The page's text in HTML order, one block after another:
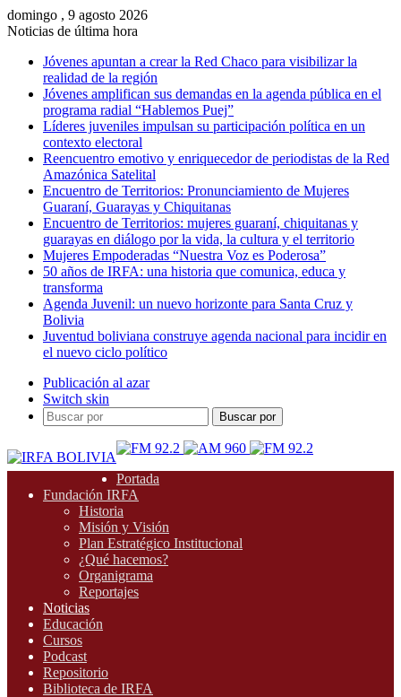
domingo , 9 agosto 2026
Noticias de última hora
Jóvenes apuntan a crear la Red Chaco para visibilizar la
realidad de la región
Jóvenes amplifican sus demandas en la agenda pública en el
programa radial “Hablemos Puej”
Líderes juveniles impulsan su participación política en un
contexto electoral
Reencuentro emotivo y enriquecedor de periodistas de la Red
Amazónica Satelital
Encuentro de Territorios: Pronunciamiento de Mujeres
Guaraní, Guarayas y Chiquitanas
Encuentro de Territorios: mujeres guaraní, chiquitanas y
guarayas en diálogo por la vida, la cultura y el territorio
Mujeres Empoderadas “Nuestra Voz es Poderosa”
50 años de IRFA: una historia que comunica, educa y
transforma
Agenda Juvenil: un nuevo horizonte para Santa Cruz y
Bolivia
Juventud boliviana construye agenda nacional para incidir en
el nuevo ciclo político
Publicación al azar
Switch skin
Buscar por
Portada
Fundación IRFA
Historia
Misión y Visión
Plan Estratégico Institucional
¿Qué hacemos?
Organigrama
Reportajes
Noticias
Educación
Cursos
Podcast
Repositorio
Biblioteca de IRFA